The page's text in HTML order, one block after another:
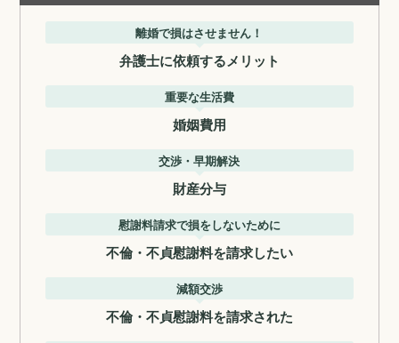
離婚で損はさせません！
弁護士に依頼するメリット
重要な生活費
婚姻費用
交渉・早期解決
財産分与
慰謝料請求で損をしないために
不倫・不貞慰謝料を請求したい
減額交渉
不倫・不貞慰謝料を請求された